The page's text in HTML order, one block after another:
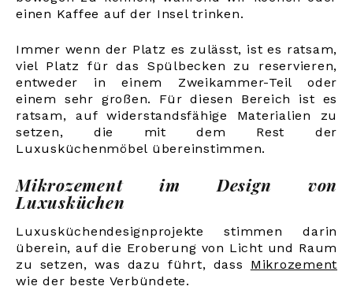
einen Kaffee auf der Insel trinken.
Immer wenn der Platz es zulässt, ist es ratsam,
viel Platz für das Spülbecken zu reservieren,
entweder in einem Zweikammer-Teil oder
einem sehr großen. Für diesen Bereich ist es
ratsam, auf widerstandsfähige Materialien zu
setzen, die mit dem Rest der
Luxusküchenmöbel übereinstimmen.
Mikrozement im Design von
Luxusküchen
Luxusküchendesignprojekte stimmen darin
überein, auf die Eroberung von Licht und Raum
zu setzen, was dazu führt, dass
Mikrozement
wie der beste Verbündete.